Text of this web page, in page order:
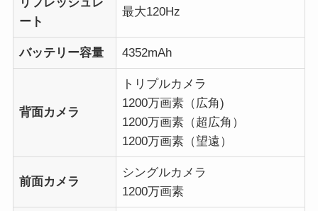
ート
最大120Hz
バッテリー容量 4352mAh
背面カメラ
トリプルカメラ
1200万画素（広角)
1200万画素（超広角）
1200万画素（望遠）
前面カメラ
シングルカメラ
1200万画素